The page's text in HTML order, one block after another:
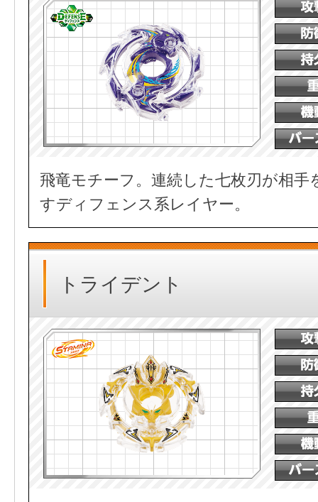
飛竜モチーフ。連続した七枚刃が相手
すディフェンス系レイヤー。
トライデント